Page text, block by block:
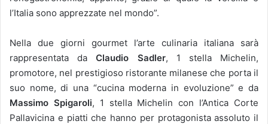
l’Italia sono apprezzate nel mondo”.
Nella due giorni gourmet l’arte culinaria italiana sarà
rappresentata daClaudio Sadler, 1 stella Michelin,
promotore, nel prestigioso ristorante milanese che porta il
suo nome, di una “cucina moderna in evoluzione” e da
Massimo Spigaroli, 1 stella Michelin con l’Antica Corte
Pallavicina e piatti che hanno per protagonista assoluto il